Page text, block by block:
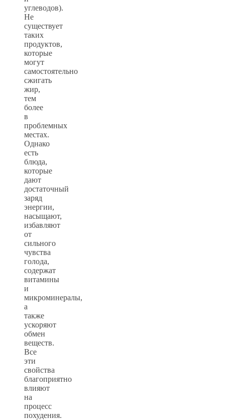
углеводов).
Не
существует
таких
продуктов,
которые
могут
самостоятельно
сжигать
жир,
тем
более
в
проблемных
местах.
Однако
есть
блюда,
которые
дают
достаточный
заряд
энергии,
насыщают,
избавляют
от
сильного
чувства
голода,
содержат
витамины
и
микроминералы,
а
также
ускоряют
обмен
веществ.
Все
эти
свойства
благоприятно
влияют
на
процесс
похудения.